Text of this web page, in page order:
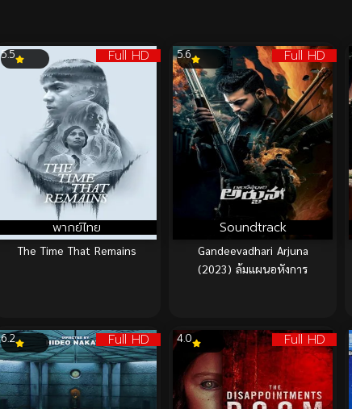
Full HD
พากย์ไทย
5.5
The Time That Remains
Full HD
Soundtrack
5.6
Gandeevadhari Arjuna
(2023) ล้มแผนอหังการ
Full HD
6.2 Full HD
4.0